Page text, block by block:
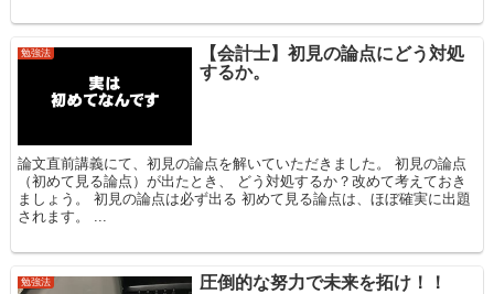
勉強法
【会計士】初見の論点にどう対処
するか。
論文直前講義にて、初見の論点を解いていただきました。 初見の論点
（初めて見る論点）が出たとき、 どう対処するか？改めて考えておき
ましょう。 初見の論点は必ず出る 初めて見る論点は、ほぼ確実に出題
されます。 ...
勉強法 圧倒的な努力で未来を拓け！！